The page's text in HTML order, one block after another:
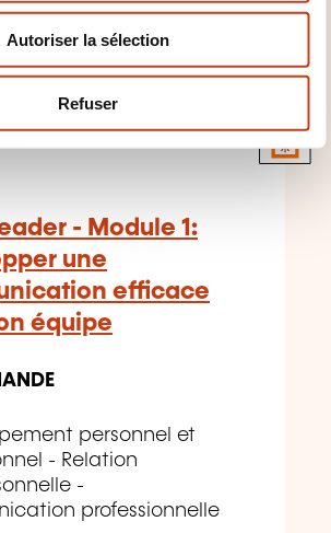
Autoriser la sélection
Refuser
- Module 1:
une
efficace
équipe
personnel et
- Relation
-
professionnelle